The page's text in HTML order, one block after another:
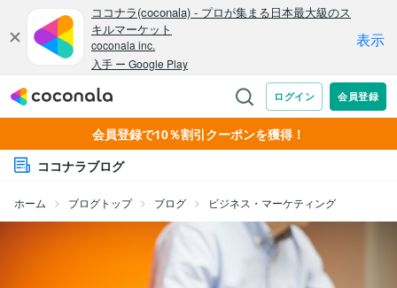
会員登録で10％割引クーポンを獲得！
ココナラブログ
ホーム ブログトップ ブログ ビジネス・マーケティング